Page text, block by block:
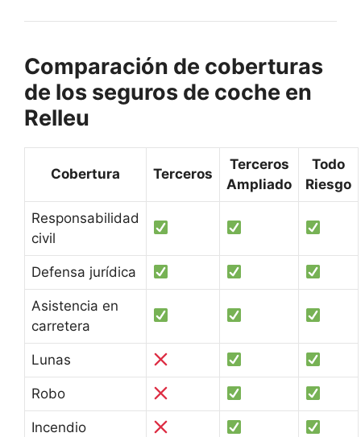
Comparación de coberturas
de los seguros de coche en
Relleu
Cobertura Terceros
Terceros
Ampliado
Todo
Riesgo
Responsabilidad
civil
Defensa jurídica
Asistencia en
carretera
Lunas
Robo
Incendio